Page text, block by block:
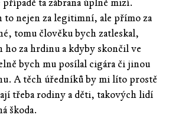
ta zábrana úplně mizí.
to nejen za legitimní, ale přímo za
tomu člověku bych zatleskal,
ho za hrdinu a kdyby skončil ve
bych mu posílal cigára či jinou
A těch úředníků by mi líto prostě
třeba rodiny a děti, takových lidí
škoda.